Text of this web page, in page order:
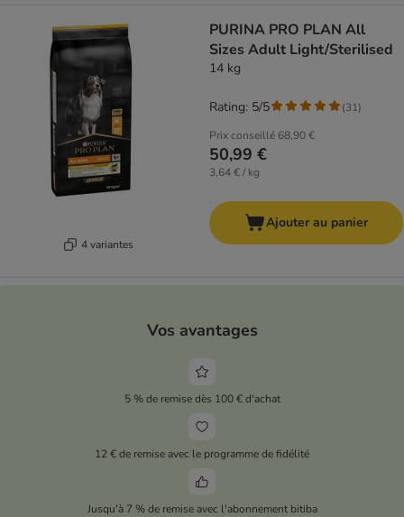
4 variantes
PURINA PRO PLAN All
Sizes Adult Light/Sterilised
14 kg
Prix conseillé 68,90 €
50,99 €
3,64 € / kg
Rating: 5/5 (31)
Ajouter au panier
Vos avantages
5 % de remise dès 100 € d'achat
12 € de remise avec le programme de fidélité
Jusqu'à 7 % de remise avec l'abonnement bitiba